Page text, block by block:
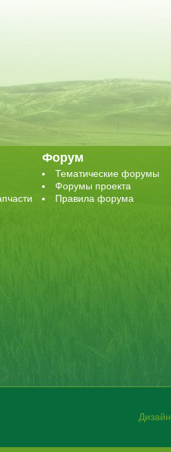
Форум
Тематические форумы
Форумы проекта
Правила форума
Дизайн